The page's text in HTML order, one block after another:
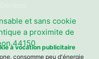
à vocation publicitaire
consomme peu d'énergie
/ Invitations|Nous